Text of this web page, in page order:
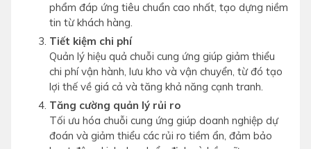
phẩm đáp ứng tiêu chuẩn cao nhất, tạo dựng niềm
tin từ khách hàng.
Tiết kiệm chi phí
Quản lý hiệu quả chuỗi cung ứng giúp giảm thiểu
chi phí vận hành, lưu kho và vận chuyển, từ đó tạo
lợi thế về giá cả và tăng khả năng cạnh tranh.
Tăng cường quản lý rủi ro
Tối ưu hóa chuỗi cung ứng giúp doanh nghiệp dự
đoán và giảm thiểu các rủi ro tiềm ẩn, đảm bảo